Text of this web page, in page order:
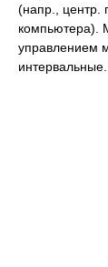
(напр.,
компьютера).
управлением
интервальные.